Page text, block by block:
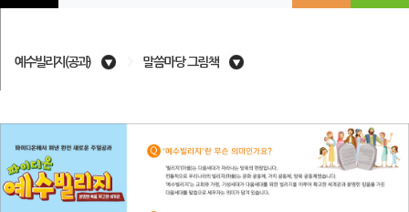
예수빌리지(공과) 말씀마당 그림책